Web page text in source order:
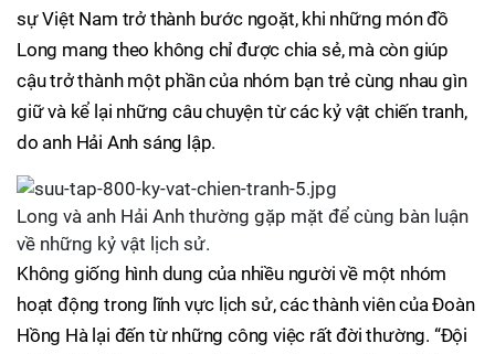
sự Việt Nam trở thành bước ngoặt, khi những món đồ
Long mang theo không chỉ được chia sẻ, mà còn giúp
cậu trở thành một phần của nhóm bạn trẻ cùng nhau gìn
giữ và kể lại những câu chuyện từ các kỷ vật chiến tranh,
do anh Hải Anh sáng lập.
Long và anh Hải Anh thường gặp mặt để cùng bàn luận
về những kỷ vật lịch sử.
Không giống hình dung của nhiều người về một nhóm
hoạt động trong lĩnh vực lịch sử, các thành viên của Đoàn
Hồng Hà lại đến từ những công việc rất đời thường. “Đội